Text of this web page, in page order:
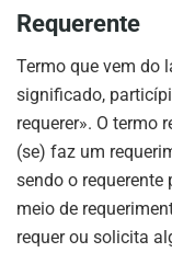
Requerente
Termo que vem do
significado,
requerer». O termo
(se) faz um
sendo o
meio de
requer ou solicita